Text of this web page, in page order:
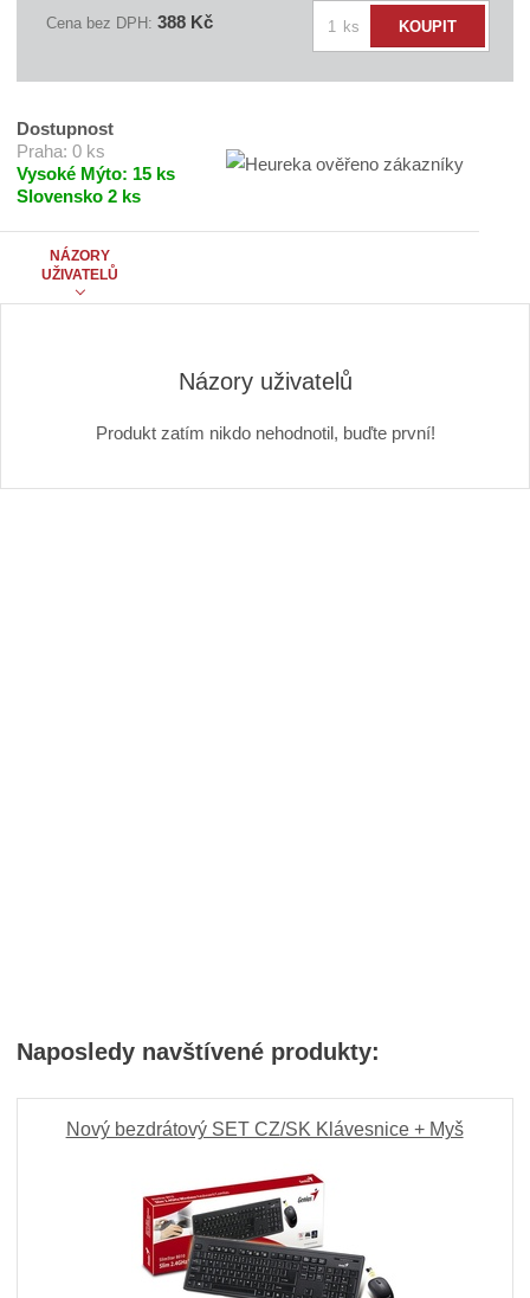
C
S
E
T
I
e
Cena bez DPH: 388 Kč
p
ks KOUPIT
Dostupnost
Praha: 0 ks
Vysoké Mýto: 15 ks
Slovensko 2 ks
NÁZORY
UŽIVATELŮ
Názory uživatelů
Produkt zatím nikdo nehodnotil, buďte první!
Naposledy navštívené produkty:
Nový bezdrátový SET CZ/SK Klávesnice + Myš